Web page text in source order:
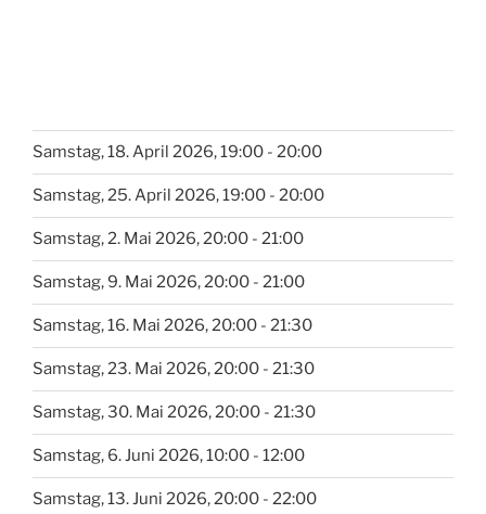
Samstag, 18. April 2026, 19:00 - 20:00
Samstag, 25. April 2026, 19:00 - 20:00
Samstag, 2. Mai 2026, 20:00 - 21:00
Samstag, 9. Mai 2026, 20:00 - 21:00
Samstag, 16. Mai 2026, 20:00 - 21:30
Samstag, 23. Mai 2026, 20:00 - 21:30
Samstag, 30. Mai 2026, 20:00 - 21:30
Samstag, 6. Juni 2026, 10:00 - 12:00
Samstag, 13. Juni 2026, 20:00 - 22:00